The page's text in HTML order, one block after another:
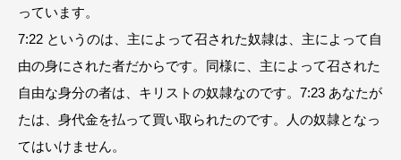
っています。
7:22 というのは、主によって召された奴隷は、主によって自
由の身にされた者だからです。同様に、主によって召された
自由な身分の者は、キリストの奴隷なのです。7:23 あなたが
たは、身代金を払って買い取られたのです。人の奴隷となっ
てはいけません。